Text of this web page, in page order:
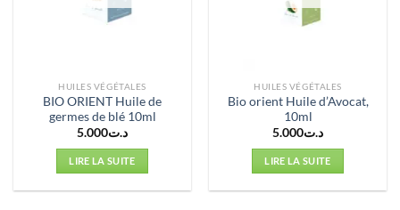
HUILES VÉGÉTALES
BIO ORIENT Huile de
germes de blé 10ml
د.ت5.000
LIRE LA SUITE
HUILES VÉGÉTALES
Bio orient Huile d’Avocat,
10ml
د.ت5.000
LIRE LA SUITE